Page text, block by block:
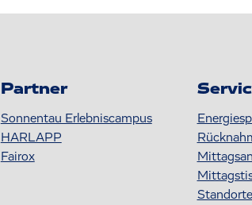
Partner
Sonnentau Erlebniscampus
HARLAPP
Fairox
Standorte